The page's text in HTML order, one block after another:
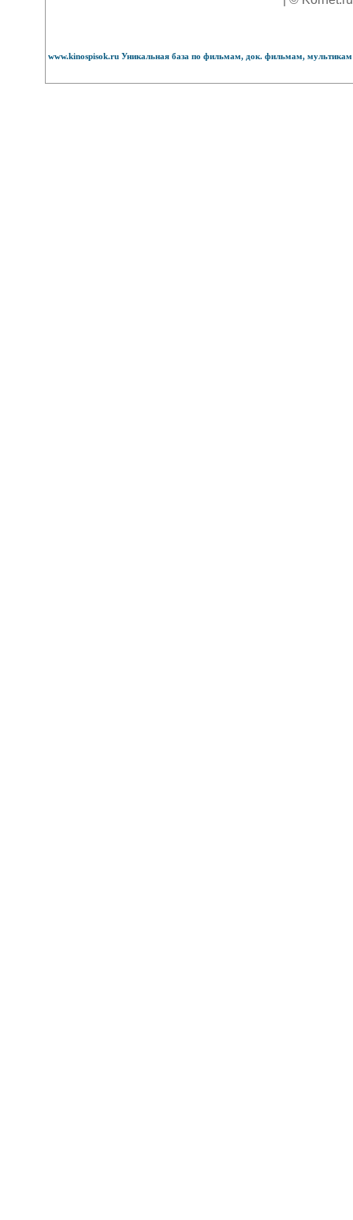
www.kinospisok.ru Уникальная база по фильмам, док. фильмам,